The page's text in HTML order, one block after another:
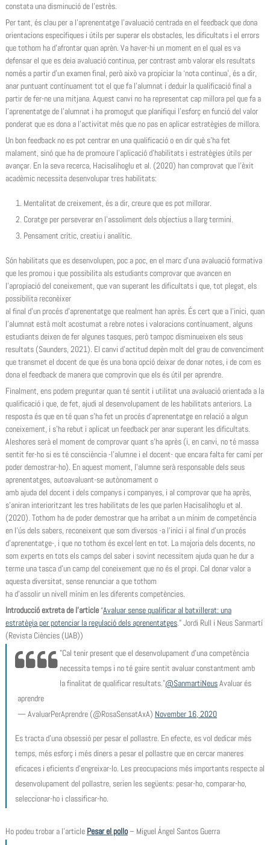
constata una disminució de l’estrès.
Per tant, és clau per a l’aprenentatge l’avaluació centrada en el feedback que dona
orientacions específiques i útils per superar els obstacles, les dificultats i el errors
que tothom ha d’afrontar quan aprèn. Va haver-hi un moment en el qual es va
defensar el que es deia avaluació continua, per contrast amb valorar els resultats
només a partir d’un examen final, però això va propiciar la ‘nota continua’, és a dir,
anar puntuant contínuament tot el que fa l’alumnat i deduir la qualificació final a
partir de fer-ne una mitjana. Aquest canvi no ha representat cap millora pel que fa a
l’aprenentatge de l’alumnat i ha promogut que planifiqui l’esforç en funció del valor
ponderat que es dona a l’activitat més que no pas en aplicar estratègies de millora.
Un bon feedback no es pot centrar en una qualificació o en dir què s’ha fet
malament, sinó que ha de promoure l’aplicació d’habilitats i estratègies útils per
avançar. En la seva recerca, Hacisalihoglu et al. (2020) han comprovat que l’èxit
acadèmic necessita desenvolupar tres habilitats:
Mentalitat de creixement, és a dir, creure que es pot millorar.
Coratge per perseverar en l’assoliment dels objectius a llarg termini.
Pensament crític, creatiu i analític.
Són habilitats que es desenvolupen, poc a poc, en el marc d’una avaluació formativa
que les promou i que possibilita als estudiants comprovar que avancen en
l’apropiació del coneixement, que van superant les dificultats i que, tot plegat, els
possibilita reconèixer
al final d’un procés d’aprenentatge que realment han après. És cert que a l’inici, quan
l’alumnat està molt acostumat a rebre notes i valoracions contínuament, alguns
estudiants deixen de fer algunes tasques, però tampoc disminueixen els seus
resultats (Saunders, 2021). El canvi d’actitud depèn molt del grau de convenciment
que transmet el docent de que és una bona opció deixar de donar notes, i de com es
dona el feedback de manera que comprovin que els és útil per aprendre.
Finalment, ens podem preguntar quan té sentit i utilitat una avaluació orientada a la
qualificació i que, de fet, ajudi al desenvolupament de les habilitats anteriors. La
resposta és que en té quan s’ha fet un procés d’aprenentatge en relació a algun
coneixement, i s’ha rebut i aplicat un feedback per anar superant les dificultats.
Aleshores serà el moment de comprovar quant s’ha après (i, en canvi, no té massa
sentit fer-ho si es té consciència -l’alumne i el docent- que encara falta fer camí per
poder demostrar-ho). En aquest moment, l’alumne serà responsable dels seus
aprenentatges, autoavaluant-se autònomament o
amb ajuda del docent i dels companys i companyes, i al comprovar que ha après,
s’aniran interioritzant les tres habilitats de les que parlen Hacisalihoglu et al.
(2020). Tothom ha de poder demostrar que ha arribat a un mínim de competència
en l’ús dels sabers, reconeixent que som diversos -a l’inici i al final d’un procés
d’aprenentatge-, i que no tothom és excel·lent en tot. La majoria dels docents, no
som experts en tots els camps del saber i sovint necessitem ajuda quan he dur a
terme una tasca d’un camp del coneixement que no és el propi. Cal donar valor a
aquesta diversitat, sense renunciar a que tothom
ha d’assolir un nivell mínim en les diferents competències.
Introducció extreta de l’article“Avaluar sense qualificar al batxillerat: una
estratègia per potenciar la regulació dels aprenentatges.” Jordi Rull i Neus Sanmartí
(Revista Ciències (UAB))
"Cal tenir present que el desenvolupament d’una competència
necessita temps i no té gaire sentit avaluar constantment amb
la finalitat de qualificar resultats."@SanmartiNeusAvaluar és
aprendre
— AvaluarPerAprendre (@RosaSensatAxA) November 16, 2020
Es tracta d’una obsessió per pesar el pollastre. En efecte, es vol dedicar més
temps, més esforç i més diners a pesar el pollastre que en cercar maneres
eficaces i eficients d’engreixar-lo. Les preocupacions més importants respecte al
desenvolupament del pollastre, serien les següents: pesar-ho, comparar-ho,
seleccionar-ho i classificar-ho.
Ho podeu trobar a l’article Pesar el pollo– Miguel Ángel Santos Guerra